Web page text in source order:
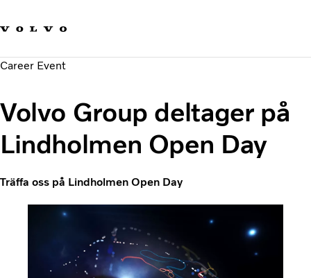
Hållbara transporter
Investerare
Nyheter och Media
Career Event
Volvo Group deltager på
Lindholmen Open Day
Träffa oss på Lindholmen Open Day